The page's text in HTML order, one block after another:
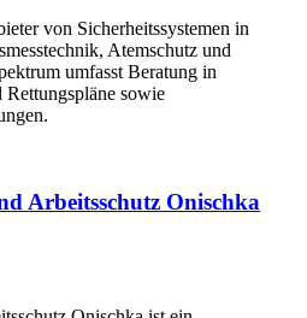
von Sicherheitssystemen in
Atemschutz und
umfasst Beratung in
sowie
Arbeitsschutz Onischka